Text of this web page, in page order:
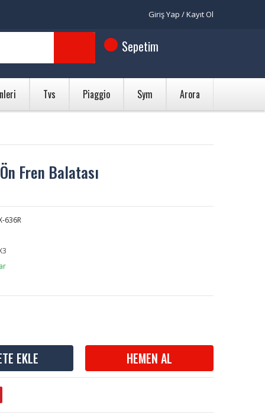
Giriş Yap / Kayıt Ol
Sepetim
Tvs Piaggio Sym Arora
Fren Balatası
636R
EKLE HEMEN AL